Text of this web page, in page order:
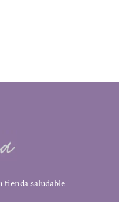
saludable